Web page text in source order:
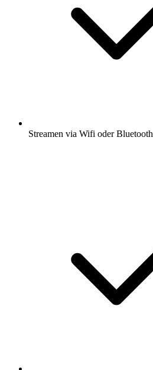
Streamen via Wifi oder Bluetooth